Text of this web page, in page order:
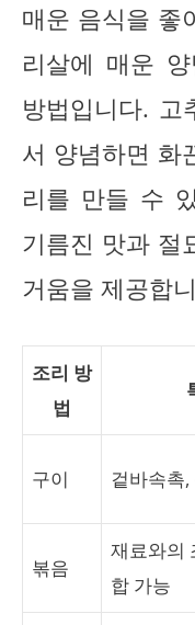
매운 음식을 좋
리살에 매운
방법입니다. 고
서 양념하면 화
리를 만들 수
기름진 맛과 절
거움을 제공합
조리 방
법
구이 겉바속촉
볶음
재료와의
합 가능